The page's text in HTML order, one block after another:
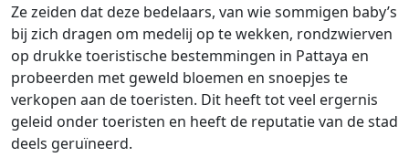
Ze zeiden dat deze bedelaars, van wie sommigen baby’s
bij zich dragen om medelij op te wekken, rondzwierven
op drukke toeristische bestemmingen in Pattaya en
probeerden met geweld bloemen en snoepjes te
verkopen aan de toeristen. Dit heeft tot veel ergernis
geleid onder toeristen en heeft de reputatie van de stad
deels geruïneerd.